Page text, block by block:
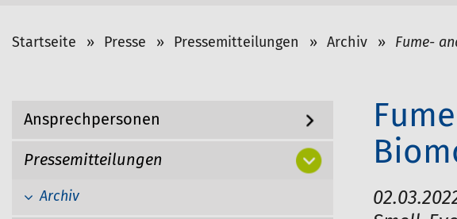
S
Startseite Presse Pressemitteilungen Archiv Fume-
Ansprechpersonen
Pressemitteilungen
Archiv